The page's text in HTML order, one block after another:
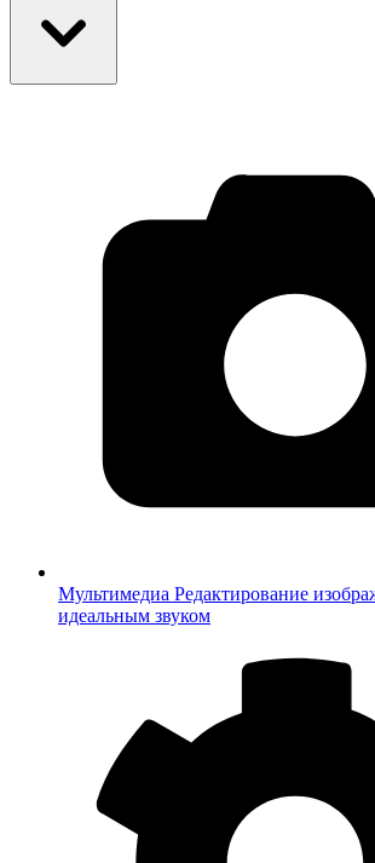
Мультимедиа Редактирование
идеальным звуком